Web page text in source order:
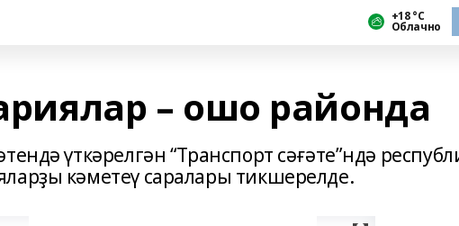
+18 °С
Облачно
– ошо районда
үткәрелгән “Транспорт сәғәте”ндә
кәметеү саралары тикшерелде.